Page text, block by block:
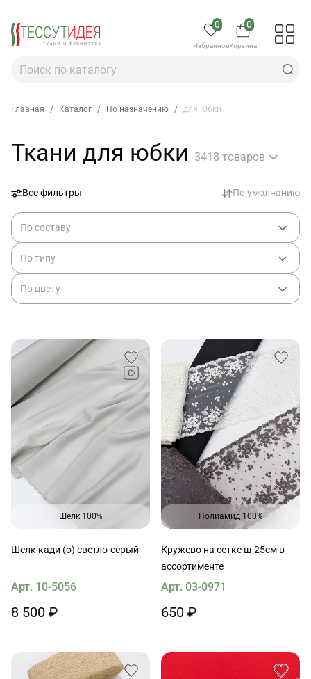
0
Избранное
0
Корзина
Главная / Каталог / По назначению / для Юбки
Ткани для юбки 3418 товаров
Все фильтры
По составу
По типу
По цвету
По умолчанию
Шелк 100%
Шелк кади (о) светло-серый
Арт. 10-5056
8 500 ₽
Полиамид 100%
Кружево на сетке ш-25см в
ассортименте
Арт. 03-0971
650 ₽